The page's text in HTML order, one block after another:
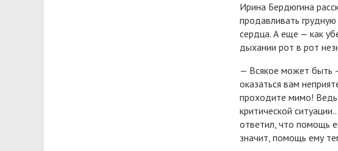
Ирина Бердюгина
продавливать
сердца. А еще — как
дыхании рот в рот
— Всякое может быть
оказаться вам
проходите мимо!
критической
ответил, что помощь
значит, помощь ему